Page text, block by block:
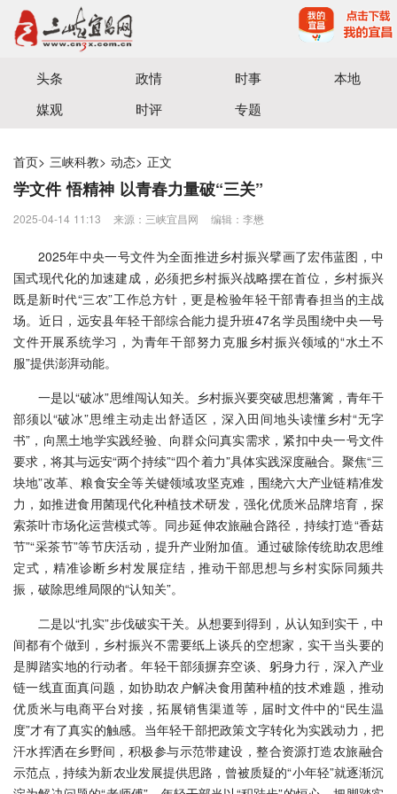
宜昌三峡融媒体中心主办
头条 政情 时事
本地
媒观
时评 专题
首页> 三峡科教> 动态> 正文
学文件 悟精神 以青春力量破“三关”
2025-04-14 11:13 来源：三峡宜昌网 编辑：李懋
2025年中央一号文件为全面推进乡村振兴擘画了宏伟蓝图，中
国式现代化的加速建成，必须把乡村振兴战略摆在首位，乡村振兴
既是新时代“三农”工作总方针，更是检验年轻干部青春担当的主战
场。近日，远安县年轻干部综合能力提升班47名学员围绕中央一号
文件开展系统学习，为青年干部努力克服乡村振兴领域的“水土不
服”提供澎湃动能。
一是以“破冰”思维闯认知关。乡村振兴要突破思想藩篱，青年干
部须以“破冰”思维主动走出舒适区，深入田间地头读懂乡村“无字
书”，向黑土地学实践经验、向群众问真实需求，紧扣中央一号文件
要求，将其与远安“两个持续”“四个着力”具体实践深度融合。聚焦“三
块地”改革、粮食安全等关键领域攻坚克难，围绕六大产业链精准发
力，如推进食用菌现代化种植技术研发，强化优质米品牌培育，探
索茶叶市场化运营模式等。同步延伸农旅融合路径，持续打造“香菇
节”“采茶节”等节庆活动，提升产业附加值。通过破除传统助农思维
定式，精准诊断乡村发展症结，推动干部思想与乡村实际同频共
振，破除思维局限的“认知关”。
二是以“扎实”步伐破实干关。从想要到得到，从认知到实干，中
间都有个做到，乡村振兴不需要纸上谈兵的空想家，实干当头要的
是脚踏实地的行动者。年轻干部须摒弃空谈、躬身力行，深入产业
链一线直面真问题，如协助农户解决食用菌种植的技术难题，推动
优质米与电商平台对接，拓展销售渠道等，届时文件中的“民生温
度”才有了真实的触感。当年轻干部把政策文字转化为实践动力，把
汗水挥洒在乡野间，积极参与示范带建设，整合资源打造农旅融合
示范点，持续为新农业发展提供思路，曾被质疑的“小年轻”就逐渐沉